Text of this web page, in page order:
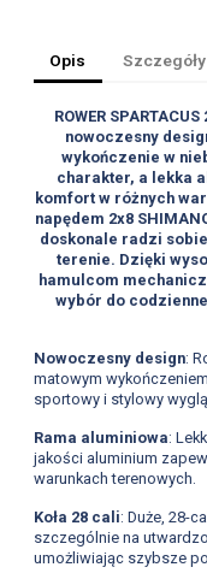
Opis
ROWER
nowoczesny
wykończenie w
charakter, a lekka
komfort w różnych
napędem 2x8
doskonale radzi
terenie. Dzięki
hamulcom
wybór do
Nowoczesny design:
matowym
sportowy i stylowy
Rama aluminiowa:
jakości aluminium
warunkach terenowych.
Koła 28 cali: Duże, 28-
szczególnie na
umożliwiając szybsze